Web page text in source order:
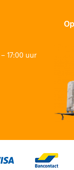
17:00 uur